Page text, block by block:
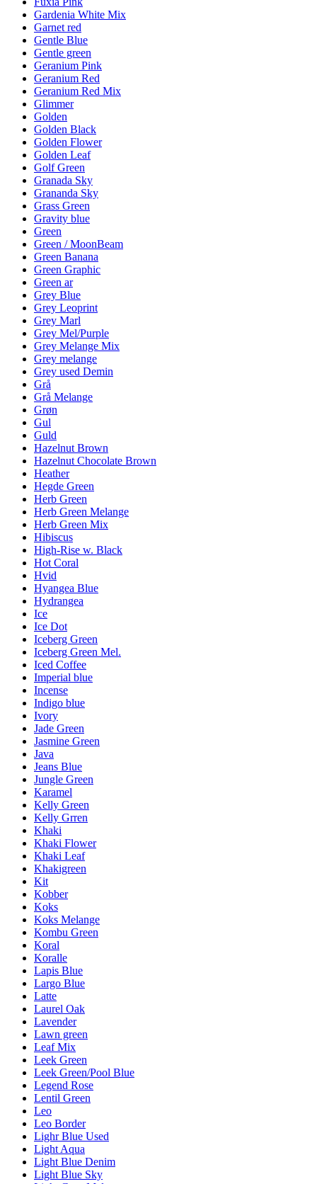
Gardenia White Mix
Garnet red
Gentle Blue
Gentle green
Geranium Pink
Geranium Red
Geranium Red Mix
Glimmer
Golden
Golden Black
Golden Flower
Golden Leaf
Golf Green
Granada Sky
Grananda Sky
Grass Green
Gravity blue
Green
Green / MoonBeam
Green Banana
Green Graphic
Green ar
Grey Blue
Grey Leoprint
Grey Marl
Grey Mel/Purple
Grey Melange Mix
Grey melange
Grey used Demin
Grå
Grå Melange
Grøn
Gul
Guld
Hazelnut Brown
Hazelnut Chocolate Brown
Heather
Hegde Green
Herb Green
Herb Green Melange
Herb Green Mix
Hibiscus
High-Rise w. Black
Hot Coral
Hvid
Hyangea Blue
Hydrangea
Ice
Ice Dot
Iceberg Green
Iceberg Green Mel.
Iced Coffee
Imperial blue
Incense
Indigo blue
Ivory
Jade Green
Jasmine Green
Java
Jeans Blue
Jungle Green
Karamel
Kelly Green
Kelly Grren
Khaki
Khaki Flower
Khaki Leaf
Khakigreen
Kit
Kobber
Koks
Koks Melange
Kombu Green
Koral
Koralle
Lapis Blue
Largo Blue
Latte
Laurel Oak
Lavender
Lawn green
Leaf Mix
Leek Green
Leek Green/Pool Blue
Legend Rose
Lentil Green
Leo
Leo Border
Lighr Blue Used
Light Aqua
Light Blue Denim
Light Blue Sky